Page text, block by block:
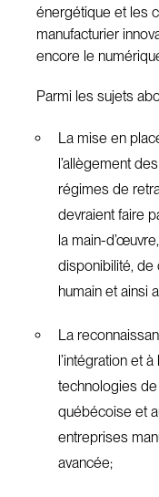
énergétique et les
manufacturier
encore le
Parmi les sujets
La mise en
l’allègement
régimes de
devraient faire
la main-
disponibilité, de
humain et ainsi
La
l’intégration et
technologies de
québécoise et
entreprises
avancée;